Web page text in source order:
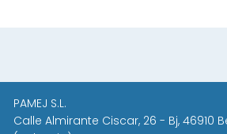
PAMEJ S.L.
Calle Almirante Ciscar, 26 - Bj, 46910